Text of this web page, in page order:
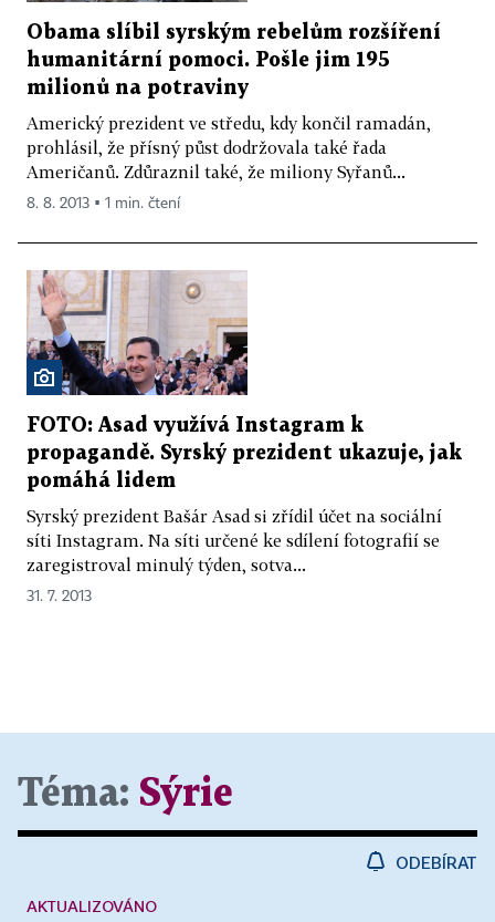
Obama slíbil syrským rebelům rozšíření
humanitární pomoci. Pošle jim 195
milionů na potraviny
Americký prezident ve středu, kdy končil ramadán,
prohlásil, že přísný půst dodržovala také řada
Američanů. Zdůraznil také, že miliony Syřanů...
8. 8. 2013 ▪ 1 min. čtení
FOTO: Asad využívá Instagram k
propagandě. Syrský prezident ukazuje, jak
pomáhá lidem
Syrský prezident Bašár Asad si zřídil účet na sociální
síti Instagram. Na síti určené ke sdílení fotografií se
zaregistroval minulý týden, sotva...
31. 7. 2013
Téma: Sýrie
ODEBÍRAT
AKTUALIZOVÁNO